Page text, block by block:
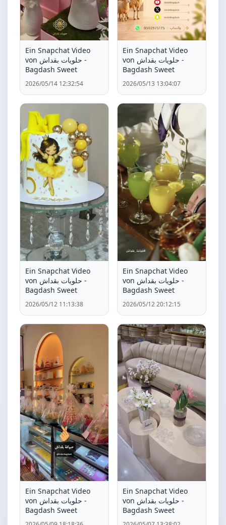
Ein Snapchat Video
von حلويات بقداش -
Bagdash Sweet
2026/05/14 12:32:54
Ein Snapchat Video
von حلويات بقداش -
Bagdash Sweet
2026/05/13 13:04:07
Ein Snapchat Video
von حلويات بقداش -
Bagdash Sweet
2026/05/12 11:13:38
Ein Snapchat Video
von حلويات بقداش -
Bagdash Sweet
2026/05/12 20:12:15
Ein Snapchat Video
von حلويات بقداش -
Bagdash Sweet
Ein Snapchat Video
von حلويات بقداش -
Bagdash Sweet